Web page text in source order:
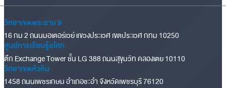
วิทยาเขตพระราม 9
16 กม 2 ถนนมอเตอร์เวย์ แขวงประเวศ เขตประเวศ กทม 10250
ศูนย์การเรียนรู้อโศก
ตึก Exchange Tower ชั้น LG 388 ถนนสุขุมวิท คลองเตย 10110
วิทยาเขตหัวหิน
1458 ถนนเพชรเกษม อำเภอชะอำ จังหวัดเพชรบุรี 76120